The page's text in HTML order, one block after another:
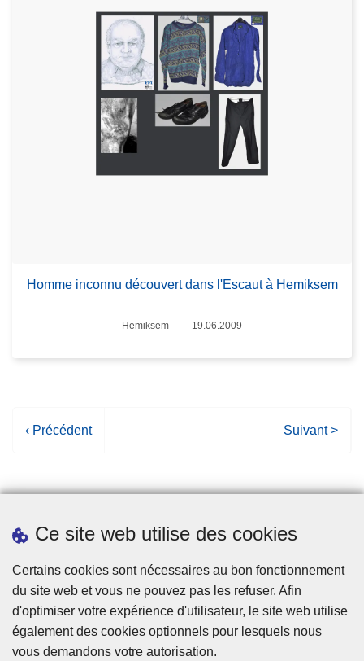
Ce site web utilise des cookies
Certains cookies sont nécessaires au bon fonctionnement
du site web et vous ne pouvez pas les refuser. Afin
d'optimiser votre expérience d'utilisateur, le site web utilise
également des cookies optionnels pour lesquels nous
vous demandons votre autorisation.
Homme inconnu découvert dans l'Escaut à Hemiksem
Lieux
Hemiksem
19.06.2009
P
e
r
c
é
d
e
n
‹ Précédent
P
e
u
v
a
n
t
Suivant >
Statistiques